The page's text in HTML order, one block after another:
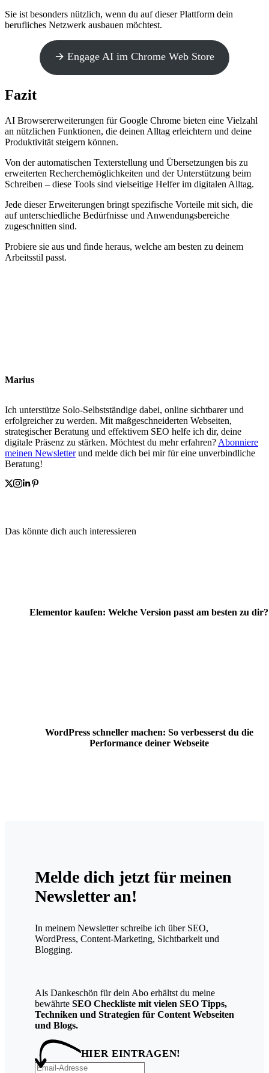
Sie ist besonders nützlich, wenn du auf dieser Plattform dein
berufliches Netzwerk ausbauen möchtest.
🡪 Engage AI im Chrome Web Store
Fazit
AI Browsererweiterungen für Google Chrome bieten eine Vielzahl
an nützlichen Funktionen, die deinen Alltag erleichtern und deine
Produktivität steigern können.
Von der automatischen Texterstellung und Übersetzungen bis zu
erweiterten Recherchemöglichkeiten und der Unterstützung beim
Schreiben – diese Tools sind vielseitige Helfer im digitalen Alltag.
Jede dieser Erweiterungen bringt spezifische Vorteile mit sich, die
auf unterschiedliche Bedürfnisse und Anwendungsbereiche
zugeschnitten sind.
Probiere sie aus und finde heraus, welche am besten zu deinem
Arbeitsstil passt.
Marius
Ich unterstütze Solo-Selbstständige dabei, online sichtbarer und
erfolgreicher zu werden. Mit maßgeschneiderten Webseiten,
strategischer Beratung und effektivem SEO helfe ich dir, deine
digitale Präsenz zu stärken. Möchtest du mehr erfahren? Abonniere
meinen Newsletterund melde dich bei mir für eine unverbindliche
Beratung!
Das könnte dich auch interessieren
Elementor kaufen: Welche Version passt am besten zu dir?
WordPress schneller machen: So verbesserst du die
Performance deiner Webseite
Melde dich jetzt für meinen
Newsletter an!
In meinem Newsletter schreibe ich über SEO,
WordPress, Content-Marketing, Sichtbarkeit und
Blogging.
Als Dankeschön für dein Abo erhältst du meine
bewährte SEO Checkliste mit vielen SEO Tipps,
Techniken und Strategien für Content Webseiten
und Blogs.
HIER EINTRAGEN!